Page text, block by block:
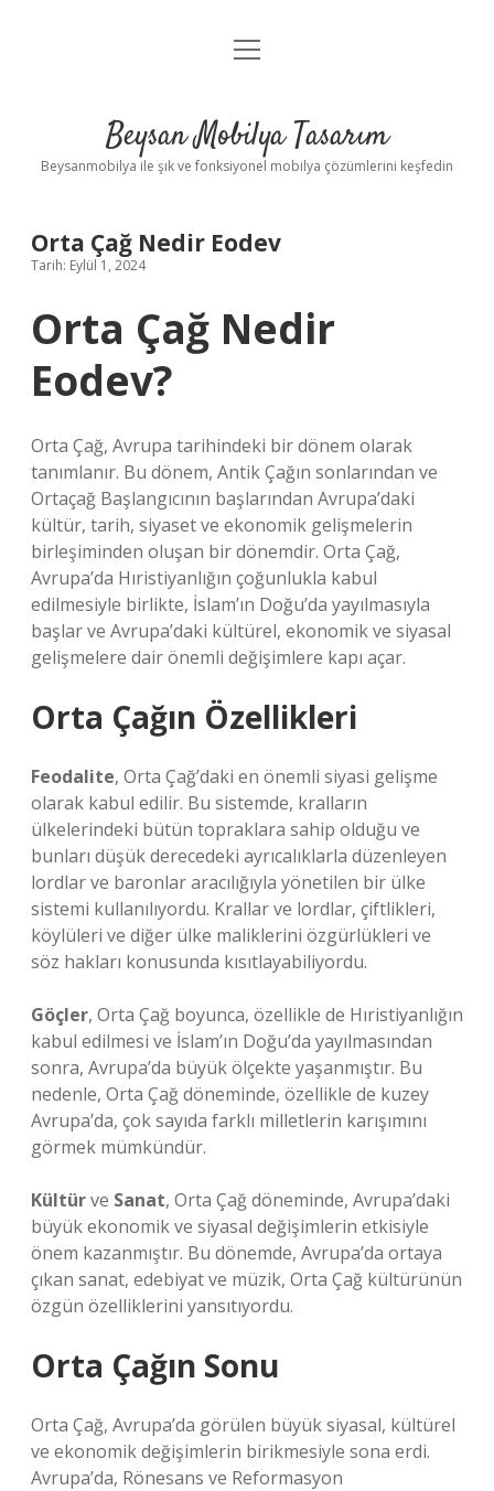
Anasayfa
Yasal Uyarı
menüyü
Beysan Mobilya Tasarım
Beysanmobilya ile şık ve fonksiyonel mobilya çözümlerini keşfedin
Orta Çağ Nedir Eodev
Tarih: Eylül 1, 2024
Orta Çağ Nedir
Eodev?
Orta Çağ, Avrupa tarihindeki bir dönem olarak
tanımlanır. Bu dönem, Antik Çağın sonlarından ve
Ortaçağ Başlangıcının başlarından Avrupa’daki
kültür, tarih, siyaset ve ekonomik gelişmelerin
birleşiminden oluşan bir dönemdir. Orta Çağ,
Avrupa’da Hıristiyanlığın çoğunlukla kabul
edilmesiyle birlikte, İslam’ın Doğu’da yayılmasıyla
başlar ve Avrupa’daki kültürel, ekonomik ve siyasal
gelişmelere dair önemli değişimlere kapı açar.
Orta Çağın Özellikleri
Feodalite, Orta Çağ’daki en önemli siyasi gelişme
olarak kabul edilir. Bu sistemde, kralların
ülkelerindeki bütün topraklara sahip olduğu ve
bunları düşük derecedeki ayrıcalıklarla düzenleyen
lordlar ve baronlar aracılığıyla yönetilen bir ülke
sistemi kullanılıyordu. Krallar ve lordlar, çiftlikleri,
köylüleri ve diğer ülke maliklerini özgürlükleri ve
söz hakları konusunda kısıtlayabiliyordu.
Göçler, Orta Çağ boyunca, özellikle de Hıristiyanlığın
kabul edilmesi ve İslam’ın Doğu’da yayılmasından
sonra, Avrupa’da büyük ölçekte yaşanmıştır. Bu
nedenle, Orta Çağ döneminde, özellikle de kuzey
Avrupa’da, çok sayıda farklı milletlerin karışımını
görmek mümkündür.
Kültürve Sanat, Orta Çağ döneminde, Avrupa’daki
büyük ekonomik ve siyasal değişimlerin etkisiyle
önem kazanmıştır. Bu dönemde, Avrupa’da ortaya
çıkan sanat, edebiyat ve müzik, Orta Çağ kültürünün
özgün özelliklerini yansıtıyordu.
Orta Çağın Sonu
Orta Çağ, Avrupa’da görülen büyük siyasal, kültürel
ve ekonomik değişimlerin birikmesiyle sona erdi.
Avrupa’da, Rönesans ve Reformasyon